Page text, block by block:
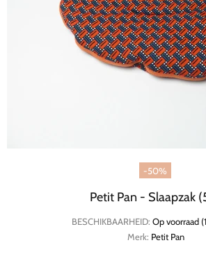
-50%
Petit Pan - Slaapzak
BESCHIKBAARHEID: Op voorraad
Merk: Petit Pan